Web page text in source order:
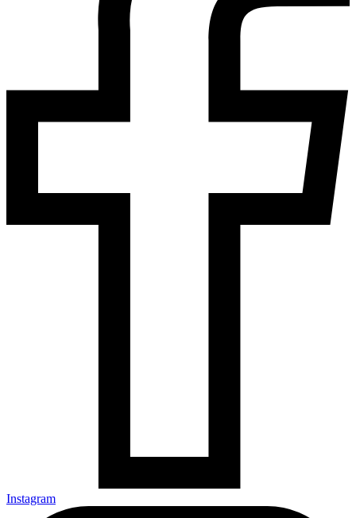
Instagram